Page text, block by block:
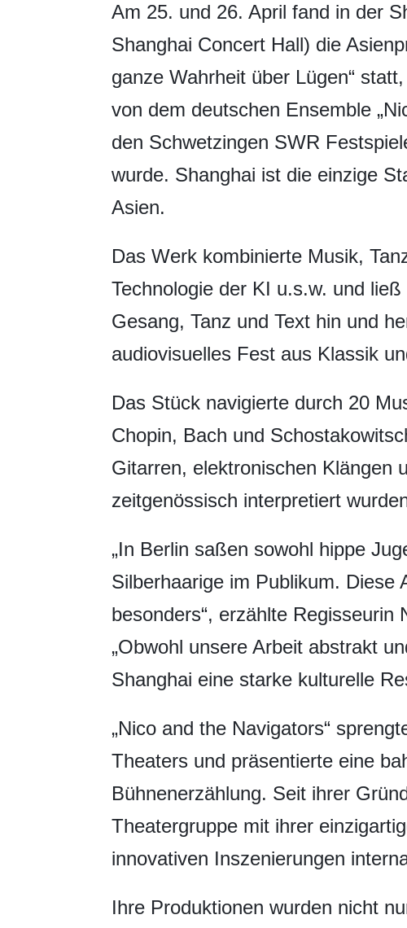
Am 25. und 26. April fand in der
Shanghai Concert Hall) die
ganze Wahrheit über Lügen“
von dem deutschen Ensemble
den Schwetzingen SWR
wurde. Shanghai ist die einzige
Asien.
Das Werk kombinierte Musik,
Technologie der KI u.s.w. und
Gesang, Tanz und Text hin und
audiovisuelles Fest aus Klassik
Das Stück navigierte durch 20
Chopin, Bach und
Gitarren, elektronischen Klängen
zeitgenössisch interpretiert
„In Berlin saßen sowohl hippe
Silberhaarige im Publikum. Diese
besonders“, erzählte Regisseurin
„Obwohl unsere Arbeit abstrakt
Shanghai eine starke kulturelle
„Nico and the Navigators“
Theaters und präsentierte eine
Bühnenerzählung. Seit ihrer
Theatergruppe mit ihrer
innovativen Inszenierungen
Ihre Produktionen wurden nicht